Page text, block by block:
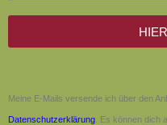
Meine E-Mails versende ich über den
Datenschutzerklärung . Es können dich